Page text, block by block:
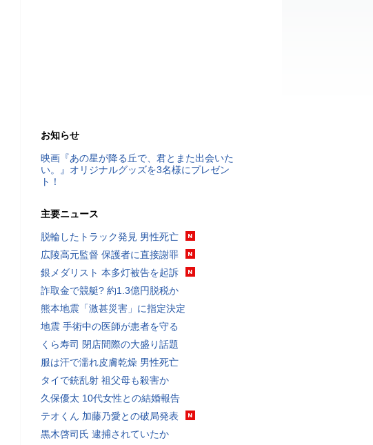
お知らせ
映画『あの星が降る丘で、君とまた出会いた
い。』オリジナルグッズを3名様にプレゼン
ト！
主要ニュース
脱輪したトラック発見 男性死亡
広陵高元監督 保護者に直接謝罪
銀メダリスト 本多灯被告を起訴
詐取金で競艇? 約1.3億円脱税か
熊本地震「激甚災害」に指定決定
地震 手術中の医師が患者を守る
くら寿司 閉店間際の大盛り話題
服は汗で濡れ皮膚乾燥 男性死亡
タイで銃乱射 祖父母も殺害か
久保優太 10代女性との結婚報告
テオくん 加藤乃愛との破局発表
黒木啓司氏 逮捕されていたか